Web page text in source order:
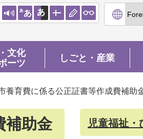
文化
ーツ
しごと・産業
養育費に係る公正証書等作成費補助
補助金 児童福祉